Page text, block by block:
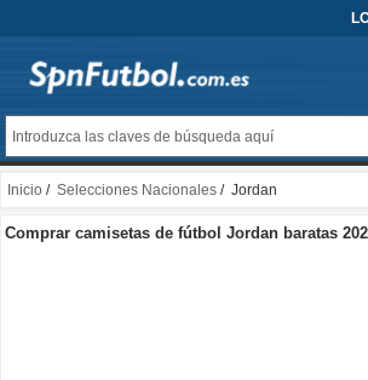
Inicio / Selecciones Nacionales / Jordan
Comprar camisetas de fútbol Jordan baratas